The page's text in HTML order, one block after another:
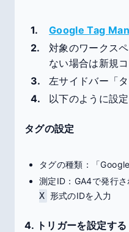
Google Tag
対象のワークス
ない場合は新規
左サイドバー「
以下のように設
タグの設定
タグの種類：「
測定ID：GA4で発行
X 形式のIDを入力
4. トリガーを設定する